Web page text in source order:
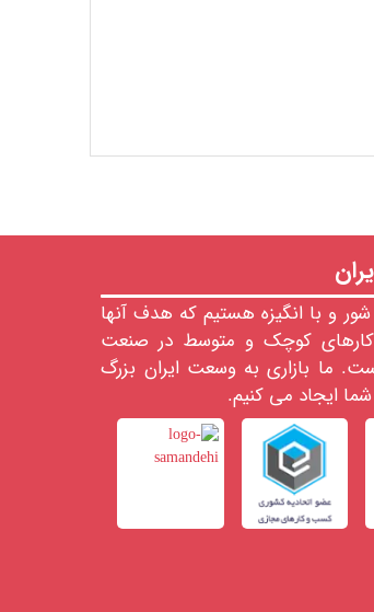
شور و با انگیزه هستیم که هدف آنها
کوچک و متوسط در صنعت
ما بازاری به وسعت ایران بزرگ
ایجاد می کنیم.